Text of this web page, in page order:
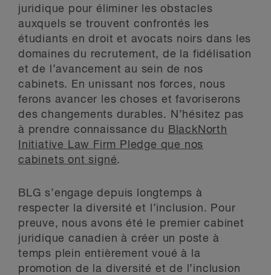
juridique pour éliminer les obstacles
auxquels se trouvent confrontés les
étudiants en droit et avocats noirs dans les
domaines du recrutement, de la fidélisation
et de l’avancement au sein de nos
cabinets. En unissant nos forces, nous
ferons avancer les choses et favoriserons
des changements durables. N’hésitez pas
à prendre connaissance du
BlackNorth
Initiative Law Firm Pledge que nos
cabinets ont signé.
BLG s’engage depuis longtemps à
respecter la diversité et l’inclusion. Pour
preuve, nous avons été le premier cabinet
juridique canadien à créer un poste à
temps plein entièrement voué à la
promotion de la diversité et de l’inclusion